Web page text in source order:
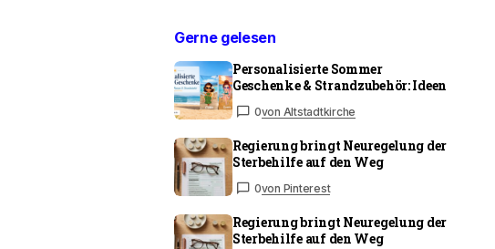
Gerne gelesen
Personalisierte Sommer
Geschenke & Strandzubehör: Ideen
0von Altstadtkirche
Regierung bringt Neuregelung der
Sterbehilfe auf den Weg
0von Pinterest
Regierung bringt Neuregelung der
Sterbehilfe auf den Weg